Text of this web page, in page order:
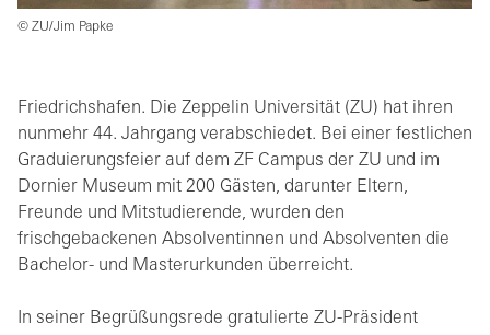
© ZU/Jim Papke
Friedrichshafen. Die Zeppelin Universität (ZU) hat ihren
nunmehr 44. Jahrgang verabschiedet. Bei einer festlichen
Graduierungsfeier auf dem ZF Campus der ZU und im
Dornier Museum mit 200 Gästen, darunter Eltern,
Freunde und Mitstudierende, wurden den
frischgebackenen Absolventinnen und Absolventen die
Bachelor- und Masterurkunden überreicht.
In seiner Begrüßungsrede gratulierte ZU-Präsident